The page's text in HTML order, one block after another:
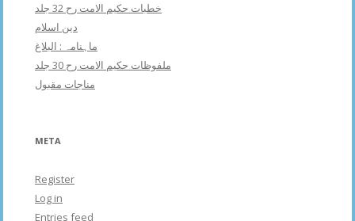
خطبات حکیم الامت رح 32 جلد
دین اسلام
ماہنامہ : البلاغ
ملفوظات حکیم الامت رح 30 جلد
مناجات مقبول
META
Register
Log in
Entries feed